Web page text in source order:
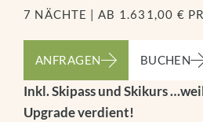
7 NÄCHTE |AB 1.631,00 €
ANFRAGEN BUCHEN
Inkl. Skipass und Skikurs
Upgrade verdient!